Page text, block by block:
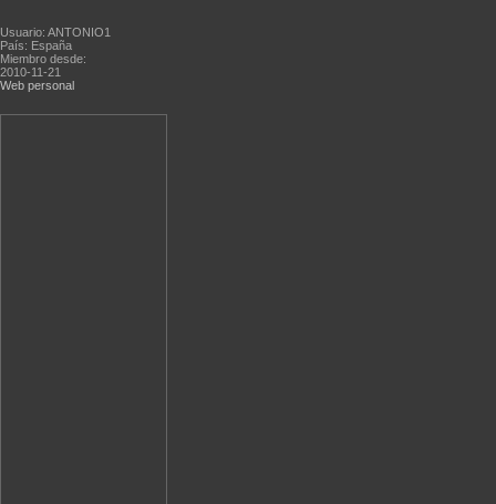
Usuario: ANTONIO1
País: España
Miembro desde:
2010-11-21
Web personal